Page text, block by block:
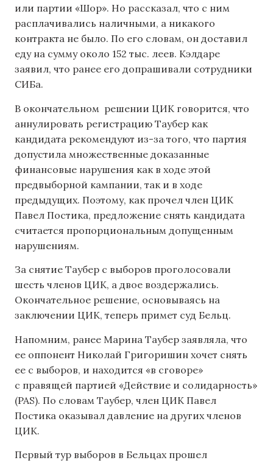
или партии «Шор». Но рассказал, что с ним
расплачивались наличными, а никакого
контракта не было. По его словам, он доставил
еду на сумму около 152 тыс. леев. Кэлдаре
заявил, что ранее его допрашивали сотрудники
СИБа.
В окончательном решении ЦИК говорится, что
аннулировать регистрацию Таубер как
кандидата рекомендуют из-за того, что партия
допустила множественные доказанные
финансовые нарушения как в ходе этой
предвыборной кампании, так и в ходе
предыдущих. Поэтому, как прочел член ЦИК
Павел Постика, предложение снять кандидата
считается пропорциональным допущенным
нарушениям.
За снятие Таубер с выборов проголосовали
шесть членов ЦИК, а двое воздержались.
Окончательное решение, основываясь на
заключении ЦИК, теперь примет суд Бельц.
Напомним, ранее Марина Таубер заявляла, что
ее оппонент Николай Григоришин хочет снять
ее с выборов, и находится «в сговоре»
с правящей партией «Действие и солидарность»
(PAS). По словам Таубер, член ЦИК Павел
Постика оказывал давление на других членов
ЦИК.
Первый тур выборов в Бельцах прошел